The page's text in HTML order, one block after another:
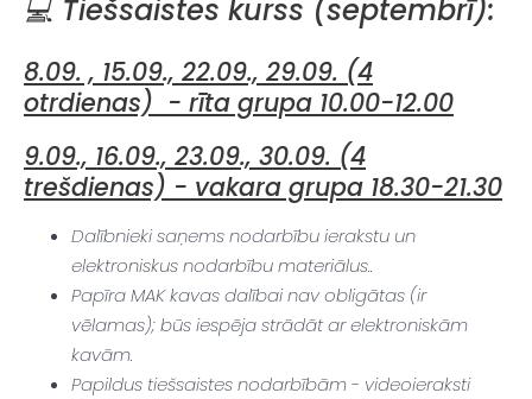
💻 Tiešsaistes kurss (septembrī):
8.09. , 15.09., 22.09., 29.09. (4
otrdienas) - rīta grupa 10.00-12.00
9.09., 16.09., 23.09., 30.09. (4
trešdienas) - vakara grupa 18.30-21.30
Dalībnieki saņems nodarbību ierakstu un
elektroniskus nodarbību materiālus..
Papīra MAK kavas dalībai nav obligātas (ir
vēlamas); būs iespēja strādāt ar elektroniskām
kavām.
Papildus tiešsaistes nodarbībām - videoieraksti